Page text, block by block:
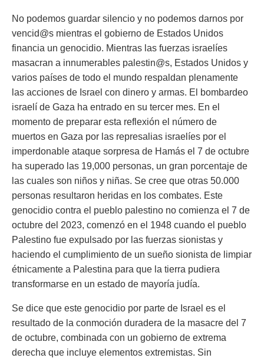
No podemos guardar silencio y no podemos darnos por
vencid@s mientras el gobierno de Estados Unidos
financia un genocidio. Mientras las fuerzas israelíes
masacran a innumerables palestin@s, Estados Unidos y
varios países de todo el mundo respaldan plenamente
las acciones de Israel con dinero y armas. El bombardeo
israelí de Gaza ha entrado en su tercer mes. En el
momento de preparar esta reflexión el número de
muertos en Gaza por las represalias israelíes por el
imperdonable ataque sorpresa de Hamás el 7 de octubre
ha superado las 19,000 personas, un gran porcentaje de
las cuales son niños y niñas. Se cree que otras 50.000
personas resultaron heridas en los combates. Este
genocidio contra el pueblo palestino no comienza el 7 de
octubre del 2023, comenzó en el 1948 cuando el pueblo
Palestino fue expulsado por las fuerzas sionistas y
haciendo el cumplimiento de un sueño sionista de limpiar
étnicamente a Palestina para que la tierra pudiera
transformarse en un estado de mayoría judía.
Se dice que este genocidio por parte de Israel es el
resultado de la conmoción duradera de la masacre del 7
de octubre, combinada con un gobierno de extrema
derecha que incluye elementos extremistas. Sin